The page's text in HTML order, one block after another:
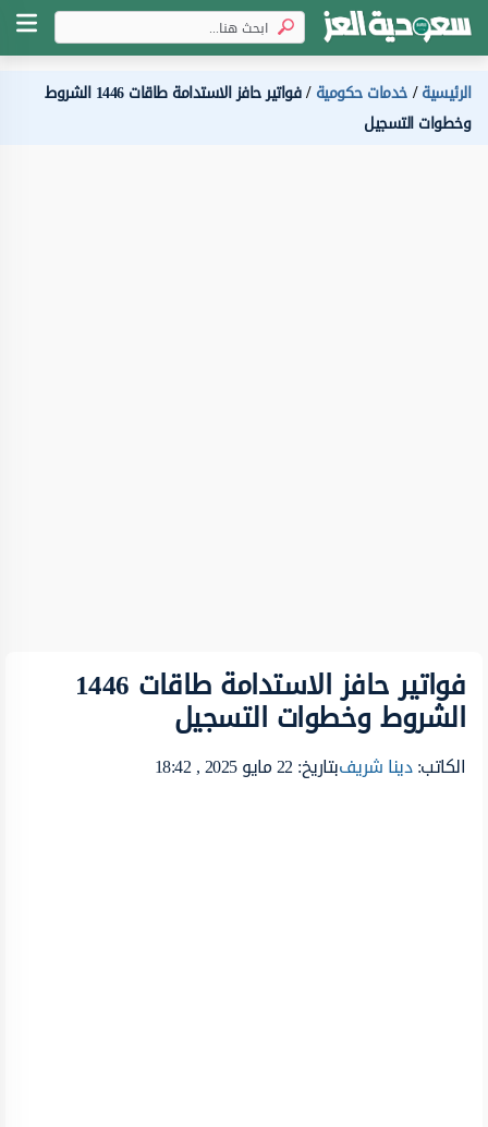
الرئيسية خدمات حكومية
فواتير حافز الاستدامة طاقات 1446 الشروط
وخطوات التسجيل
فواتير حافز الاستدامة طاقات 1446
الشروط وخطوات التسجيل
الكاتب:دينا شريفبتاريخ: 22 مايو 2025 , 18:42